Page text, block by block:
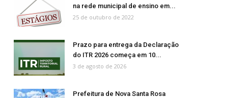
na rede municipal de ensino em...
25 de outubro de 2022
Prazo para entrega da Declaração
do ITR 2026 começa em 10...
3 de agosto de 2026
Prefeitura de Nova Santa Rosa